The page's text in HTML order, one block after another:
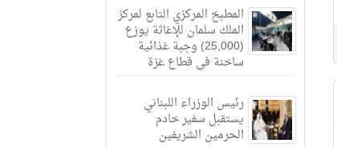
المطبخ المركزي التابع لمركز
الملك سلمان للإغاثة يوزع
(25,000) وجبة غذائية
ساخنة في قطاع غزة
رئيس الوزراء اللبناني
يستقبل سفير خادم
الحرمين الشريفين